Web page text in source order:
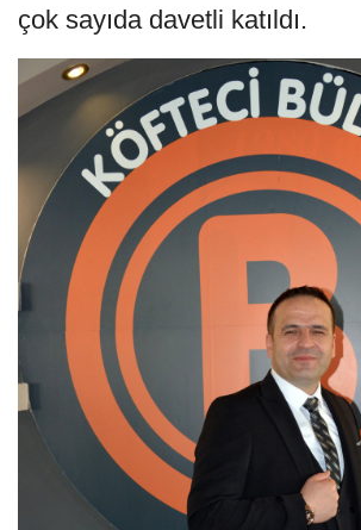
çok sayıda davetli katıldı.